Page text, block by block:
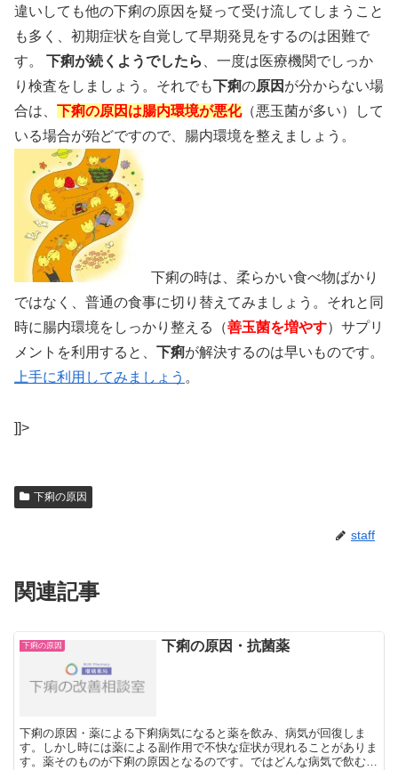
違いしても他の下痢の原因を疑って受け流してしまうこと
も多く、初期症状を自覚して早期発見をするのは困難で
す。 下痢が続くようでしたら
、一度は医療機関でしっか
り検査をしましょう。それでも下痢の原因 が分からない場
合は、 下痢の原因は腸内環境が悪化（悪玉菌が多い）して
いる場合が殆どですので、腸内環境を整えましょう。
下痢の時は、柔らかい食べ物ばかり
ではなく、普通の食事に切り替えてみましょう。それと同
時に腸内環境をしっかり整える（善玉菌を増やす）サプリ
メントを利用すると、 下痢が解決するのは早いものです。
上手に利用してみましょう 。
]]>
下痢の原因
staff
関連記事
下痢の原因 下痢の原因・抗菌薬
下痢の原因・薬による下痢病気になると薬を飲み、病気が回復しま
す。しかし時には薬による副作用で不快な症状が現れることがありま
す。薬そのものが下痢の原因となるのです。ではどんな病気で飲む薬